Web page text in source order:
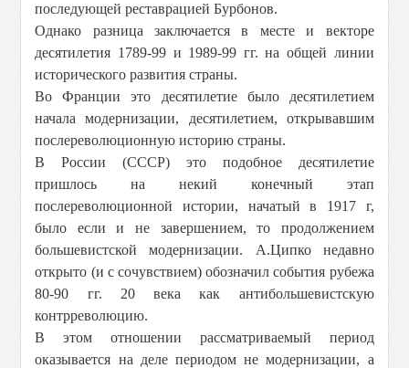
последующей реставрацией Бурбонов.
Однако разница заключается в месте и векторе
десятилетия 1789-99 и 1989-99 гг. на общей линии
исторического развития страны.
Во Франции это десятилетие было десятилетием
начала модернизации, десятилетием, открывавшим
послереволюционную историю страны.
В России (СССР) это подобное десятилетие
пришлось на некий конечный этап
послереволюционной истории, начатый в 1917 г,
было если и не завершением, то продолжением
большевистской модернизации. А.Ципко недавно
открыто (и с сочувствием) обозначил события рубежа
80-90 гг. 20 века как антибольшевистскую
контрреволюцию.
В этом отношении рассматриваемый период
оказывается на деле периодом не модернизации, а